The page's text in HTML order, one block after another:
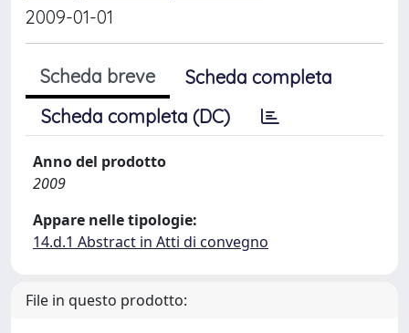
2009-01-01
Scheda breve
Scheda completa
Scheda completa (DC)
Anno del prodotto
2009
Appare nelle tipologie:
14.d.1 Abstract in Atti di convegno
File in questo prodotto: